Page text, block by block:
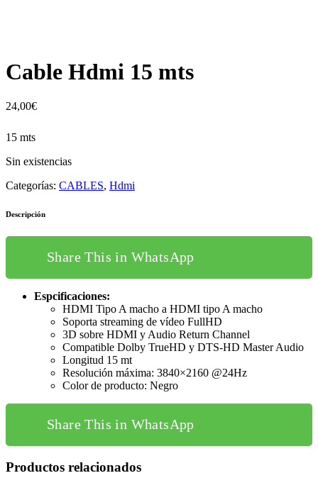
Cable Hdmi 15 mts
24,00€
15 mts
Sin existencias
Categorías: CABLES, Hdmi
Descripción
Share This in WhatsApp
Espcificaciones:
HDMI Tipo A macho a HDMI tipo A macho
Soporta streaming de vídeo FullHD
3D sobre HDMI y Audio Return Channel
Compatible Dolby TrueHD y DTS-HD Master Audio
Longitud 15 mt
Resolución máxima: 3840×2160 @24Hz
Color de producto: Negro
Share This in WhatsApp
Productos relacionados